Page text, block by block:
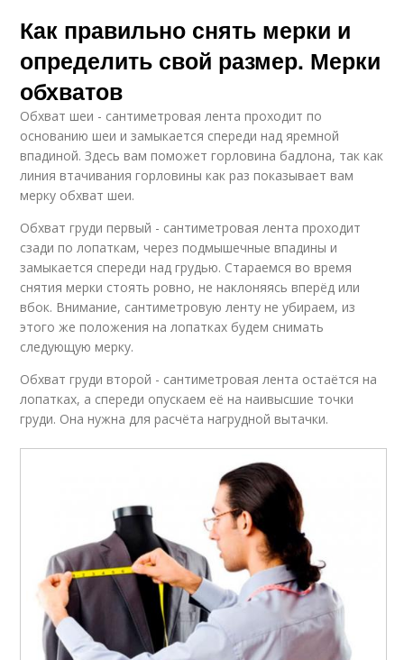
Как правильно снять мерки и
определить свой размер. Мерки
обхватов
Обхват шеи - сантиметровая лента проходит по
основанию шеи и замыкается спереди над яремной
впадиной. Здесь вам поможет горловина бадлона, так как
линия втачивания горловины как раз показывает вам
мерку обхват шеи.
Обхват груди первый - сантиметровая лента проходит
сзади по лопаткам, через подмышечные впадины и
замыкается спереди над грудью. Стараемся во время
снятия мерки стоять ровно, не наклоняясь вперёд или
вбок. Внимание, сантиметровую ленту не убираем, из
этого же положения на лопатках будем снимать
следующую мерку.
Обхват груди второй - сантиметровая лента остаётся на
лопатках, а спереди опускаем её на наивысшие точки
груди. Она нужна для расчёта нагрудной вытачки.